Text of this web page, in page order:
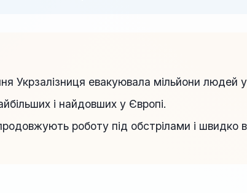
Укрзалізниця евакуювала мільйони людей у
і найдовших у Європі.
роботу під обстрілами і